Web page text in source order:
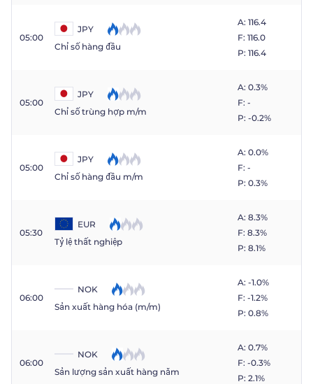
05:00
JPY
Chỉ số hàng đầu
A: 116.4
F: 116.0
P: 116.4
05:00
JPY
Chỉ số trùng hợp m/m
A: 0.3%
F: -
P: -0.2%
05:00
JPY
Chỉ số hàng đầu m/m
A: 0.0%
F: -
P: 0.3%
05:30
EUR
Tỷ lệ thất nghiệp
A: 8.3%
F: 8.3%
P: 8.1%
06:00
NOK
Sản xuất hàng hóa (m/m)
A: -1.0%
F: -1.2%
P: 0.8%
06:00
NOK
Sản lượng sản xuất hàng năm
A: 0.7%
F: -0.3%
P: 2.1%